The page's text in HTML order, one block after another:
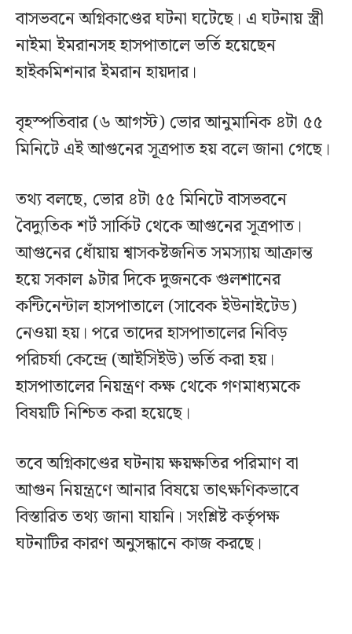
বাসভবনে অগ্নিকাণ্ডের ঘটনা ঘটেছে। এ ঘটনায় স্ত্রী
নাইমা ইমরানসহ হাসপাতালে ভর্তি হয়েছেন
হাইকমিশনার ইমরান হায়দার।
বৃহস্পতিবার (৬ আগস্ট) ভোর আনুমানিক ৪টা ৫৫
মিনিটে এই আগুনের সূত্রপাত হয় বলে জানা গেছে।
তথ্য বলছে, ভোর ৪টা ৫৫ মিনিটে বাসভবনে
বৈদ্যুতিক শর্ট সার্কিট থেকে আগুনের সূত্রপাত।
আগুনের ধোঁয়ায় শ্বাসকষ্টজনিত সমস্যায় আক্রান্ত
হয়ে সকাল ৯টার দিকে দুজনকে গুলশানের
কন্টিনেন্টাল হাসপাতালে (সাবেক ইউনাইটেড)
নেওয়া হয়। পরে তাদের হাসপাতালের নিবিড়
পরিচর্যা কেন্দ্রে (আইসিইউ) ভর্তি করা হয়।
হাসপাতালের নিয়ন্ত্রণ কক্ষ থেকে গণমাধ্যমকে
বিষয়টি নিশ্চিত করা হয়েছে।
তবে অগ্নিকাণ্ডের ঘটনায় ক্ষয়ক্ষতির পরিমাণ বা
আগুন নিয়ন্ত্রণে আনার বিষয়ে তাৎক্ষণিকভাবে
বিস্তারিত তথ্য জানা যায়নি। সংশ্লিষ্ট কর্তৃপক্ষ
ঘটনাটির কারণ অনুসন্ধানে কাজ করছে।